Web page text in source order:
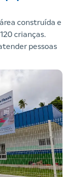
construída e
crianças.
pessoas